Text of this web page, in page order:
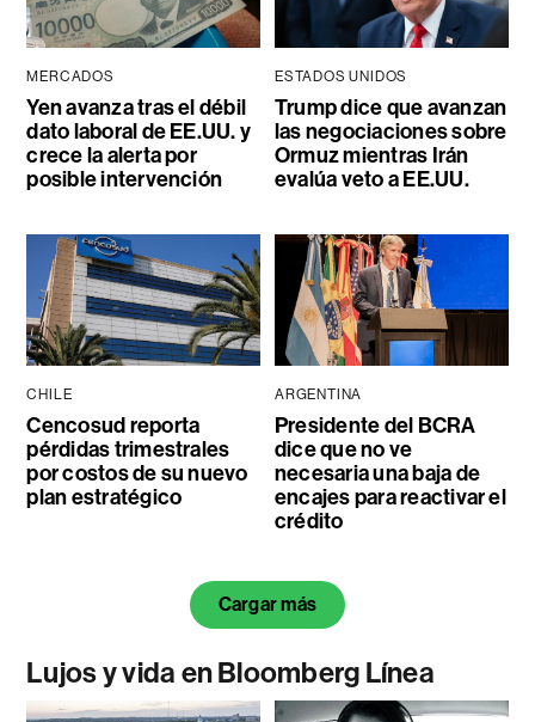
MERCADOS
Yen avanza tras el débil
dato laboral de EE.UU. y
crece la alerta por
posible intervención
ESTADOS UNIDOS
Trump dice que avanzan
las negociaciones sobre
Ormuz mientras Irán
evalúa veto a EE.UU.
CHILE
Cencosud reporta
pérdidas trimestrales
por costos de su nuevo
plan estratégico
ARGENTINA
Presidente del BCRA
dice que no ve
necesaria una baja de
encajes para reactivar el
crédito
Cargar más
Lujos y vida en Bloomberg Línea